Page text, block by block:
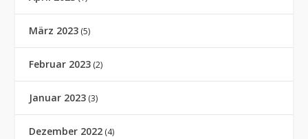
März 2023 (5)
Februar 2023 (2)
Januar 2023 (3)
Dezember 2022 (4)